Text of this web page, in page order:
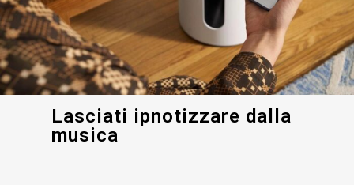
Lasciati ipnotizzare dalla
musica